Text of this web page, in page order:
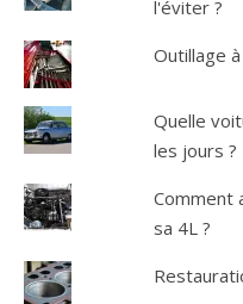
l'éviter ?
Outillage
Quelle
les jours ?
Comment
sa 4L ?